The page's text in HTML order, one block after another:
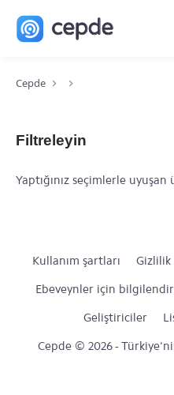
Cepde
Filtreleyin
Yaptığınız seçimlerle
Kullanım şartları Gizlilik
Ebeveynler için
Geliştiriciler
Cepde © 2026 -